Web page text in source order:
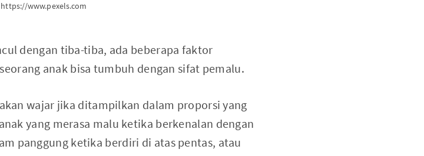
www.pexels.com
dengan tiba-tiba, ada beberapa faktor
anak bisa tumbuh dengan sifat pemalu.
wajar jika ditampilkan dalam proporsi yang
yang merasa malu ketika berkenalan dengan
panggung ketika berdiri di atas pentas, atau